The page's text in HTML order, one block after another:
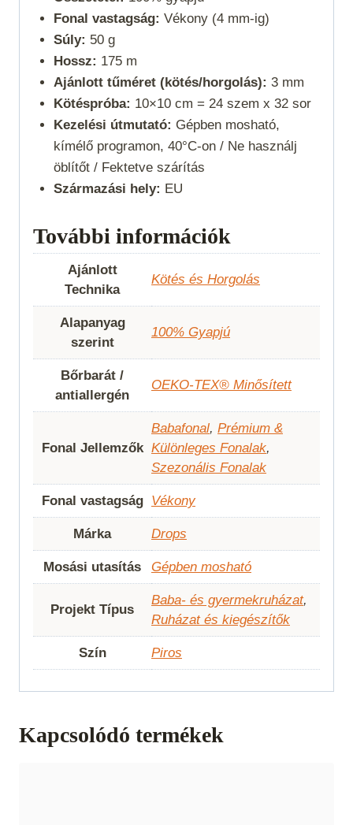
Fonal vastagság: Vékony (4 mm-ig)
Súly: 50 g
Hossz: 175 m
Ajánlott tűméret (kötés/horgolás): 3 mm
Kötéspróba: 10×10 cm = 24 szem x 32 sor
Kezelési útmutató: Gépben mosható,
kímélő programon, 40°C-on / Ne használj
öblítőt / Fektetve szárítás
Származási hely: EU
További információk
Ajánlott
Technika
Kötés és Horgolás
Alapanyag
szerint
100% Gyapjú
Bőrbarát /
antiallergén
OEKO-TEX® Minősített
Fonal Jellemzők
Babafonal, Prémium &
Különleges Fonalak,
Szezonális Fonalak
Fonal vastagság Vékony
Márka Drops
Mosási utasítás Gépben mosható
Projekt Típus
Baba- és gyermekruházat,
Ruházat és kiegészítők
Szín Piros
Kapcsolódó termékek